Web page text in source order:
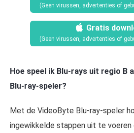
(Geen virussen, advertenties of
Gratis
(Geen virussen, advertenties of
Hoe speel ik Blu-rays uit regio B
Blu-ray-speler?
Met de VideoByte Blu-ray-speler
ingewikkelde stappen uit te voeren